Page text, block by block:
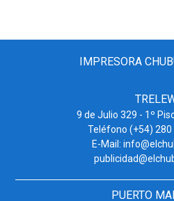
IMPRESORA
9 de Julio 329 - 1º
Teléfono (+54)
E-Mail:
PUERTO